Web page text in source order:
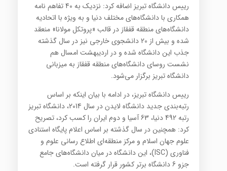
رییس دانشگاه تبریز اضافه کرد: نزدیک به 40 تفاهم نامه
همکاری با دانشگاه‌های مختلف دنیا و به ویژه با اتحادیه
دانشگاه‌های منطقه قفقاز در قالب «پروتکل مولانا» منعقد
شده و بیش از 20 دانشجوی خارجی نیز در سال گذشته
جذب این دانشگاه شده و در اردیبهشت امسال هم
نشست روسای دانشگاه‌های منطقه قفقاز به میزبانی
دانشگاه تبریز برگزار می‌شود.
رییس دانشگاه تبریز، در ادامه با بیان اینکه بر اساس
رتبه‌بندی جدید دانشگاه لایدن در سال 2014، دانشگاه تبریز
رتبه 492 دنیا، 63 آسیا و دوم ایران را کسب کرد، تصریح
کرد: همچنین در سال گذشته بر اساس اعلام پایگاه استنادی
علوم جهان اسلام و مرکز منطقه‌ای اطلاع رسانی علوم و
فناوری (ISC)، این دانشگاه در میان دانشگاه‌های جامع
جزو 6 دانشگاه برتر کشور قرار گرفته است.